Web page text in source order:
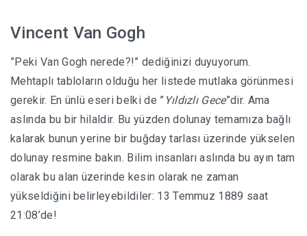
Vincent Van Gogh
”Peki Van Gogh nerede?!” dediğinizi duyuyorum.
Mehtaplı tabloların olduğu her listede mutlaka görünmesi
gerekir. En ünlü eseri belki de ” Yıldızlı Gece”dir. Ama
aslında bu bir hilaldir. Bu yüzden dolunay temamıza bağlı
kalarak bunun yerine bir buğday tarlası üzerinde yükselen
dolunay resmine bakın. Bilim insanları aslında bu ayın tam
olarak bu alan üzerinde kesin olarak ne zaman
yükseldiğini belirleyebildiler: 13 Temmuz 1889 saat
21:08’de!